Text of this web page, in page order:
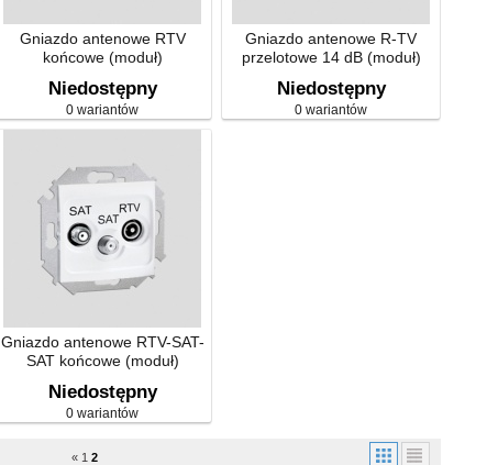
Gniazdo antenowe RTV
końcowe (moduł)
Niedostępny
0 wariantów
Gniazdo antenowe R-TV
przelotowe 14 dB (moduł)
Niedostępny
0 wariantów
Gniazdo antenowe RTV-SAT-
SAT końcowe (moduł)
Niedostępny
0 wariantów
« 1 2